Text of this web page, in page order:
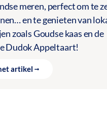
meren, perfect om te
en te genieten van
zoals Goudse kaas en de
Dudok Appeltaart!
artikel